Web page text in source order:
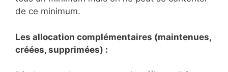
de ce minimum.
Les allocation complémentaires (maintenues,
créées, supprimées) :